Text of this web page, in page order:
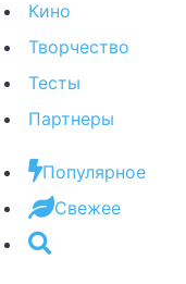
Кино
Творчество
Тесты
Партнеры
Популярное
Свежее